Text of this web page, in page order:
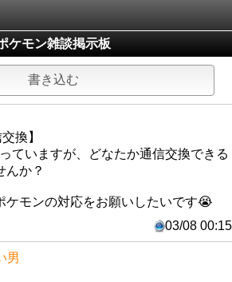
ケモン雑談掲示板
書き込む
換】
ていますが、どなたか通信交換できる
んか？
ケモンの対応をお願いしたいです😭
03/08 00:15
男